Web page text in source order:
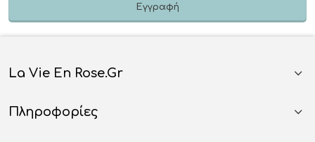
La Vie En Rose.gr
Πληροφορίες